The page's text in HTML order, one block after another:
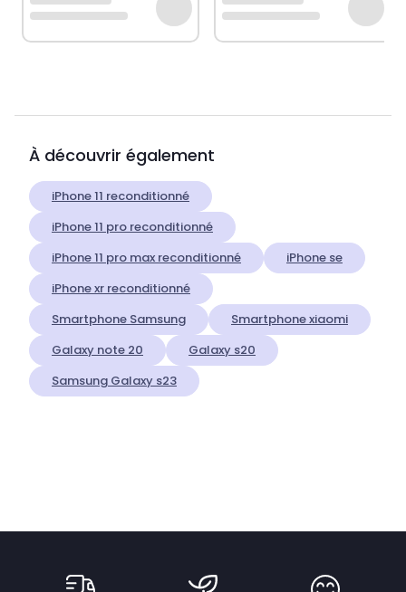
À découvrir également
iPhone 11 reconditionné
iPhone 11 pro reconditionné
iPhone 11 pro max reconditionné
iPhone se
iPhone xr reconditionné
Smartphone Samsung
Smartphone xiaomi
Galaxy note 20
Galaxy s20
Samsung Galaxy s23